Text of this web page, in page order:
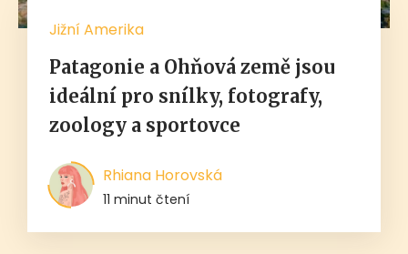
Jižní Amerika
Patagonie a Ohňová země jsou
ideální pro snílky, fotografy,
zoology a sportovce
Rhiana Horovská
11 minut čtení